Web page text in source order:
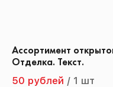
Ассортимент
Отделка. Текст.
50 рублей / 1 шт